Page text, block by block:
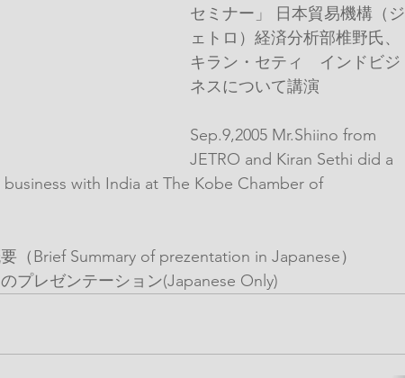
セミナー」 日本貿易機構（ジ
ェトロ）経済分析部椎野氏、
キラン・セティ　インドビジ
ネスについて講演
Sep.9,2005 Mr.Shiino from
JETRO and Kiran Sethi did a
with India at The Kobe Chamber of
（Brief Summary of prezentation in Japanese）
プレゼンテーション(Japanese Only)